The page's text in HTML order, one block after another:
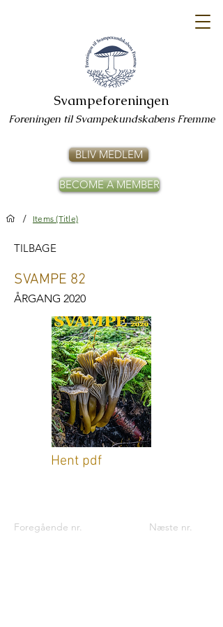
Svampeforeningen
Foreningen til Svampekundskabens Fremme
BLIV MEDLEM
/ Items (Title)
BECOME A MEMBER
TILBAGE
SVAMPE 82
ÅRGANG 2020
Hent pdf
Foregående nr. Næste nr.